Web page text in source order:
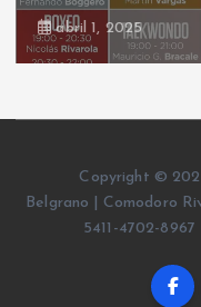
abril 1, 2025
Copyright ©
Belgrano | Comodoro
5411-4702-